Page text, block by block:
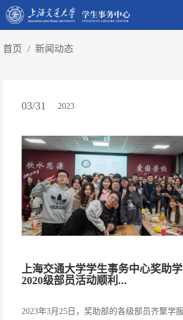
首页 / 新闻动态
03/31 2023
上海交通大学学生事务中心奖助
2020级部员活动顺利...
2023年3月25日，奖助部的各级部员齐聚学